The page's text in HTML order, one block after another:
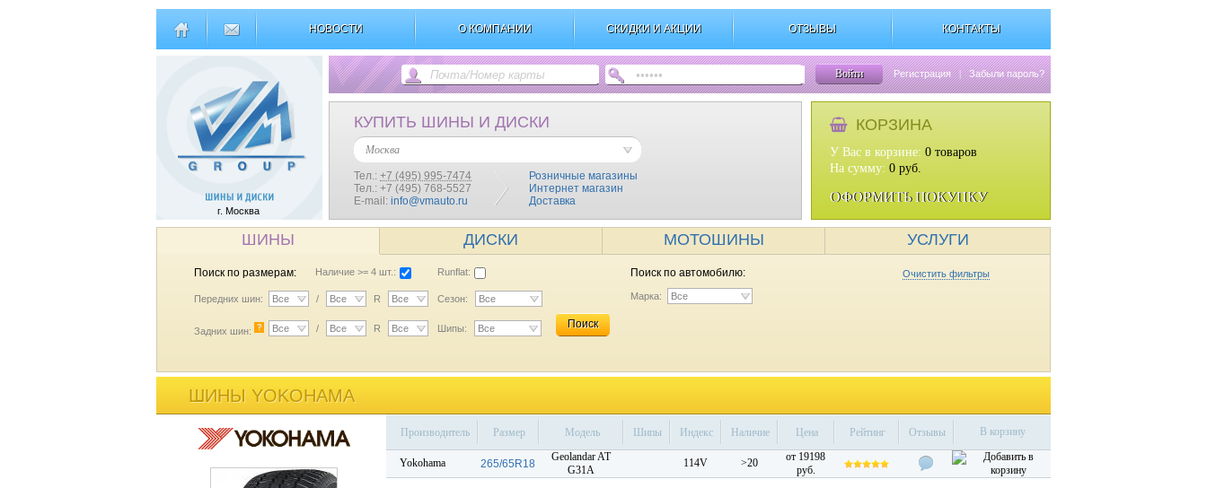
НОВОСТИ О КОМПАНИИ СКИДКИ И АКЦИИ ОТЗЫВЫ КОНТАКТЫ
г. Москва
Войти Регистрация | Забыли пароль?
КУПИТЬ ШИНЫ И ДИСКИ
Москва
Тел.: +7 (495) 995-7474
Тел.: +7 (495) 768-5527
E-mail: info@vmauto.ru
Розничные магазины
Интернет магазин
Доставка
КОРЗИНА
У Вас в корзине: 0 товаров
На сумму: 0 руб.
ОФОРМИТЬ ПОКУПКУ
ШИНЫ ДИСКИ МОТОШИНЫ УСЛУГИ
Поиск по размерам: Наличие >= 4 шт.: Runflat:
Передних шин: Все / Все R Все Сезон: Все
Задних шин: ? Все / Все R Все Шипы: Все Поиск
Поиск по автомобилю: Очистить фильтры
Марка: Все
ШИНЫ YOKOHAMA
Производитель Размер Модель Шипы Индекс Наличие Цена Рейтинг Отзывы В корзину
Yokohama 265/65R18
Geolandar AT
G31A
114V >20
от 19198
руб.